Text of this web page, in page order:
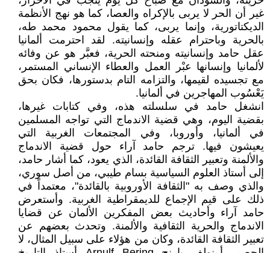
غير أن الحر لا يربى بالإكراه والعصا، كما هو نهج الأنظمة
الديكتاتورية، وإنما يربى، كما يقول محمود محمد طه،
بالحرية وباحترام عقله وإنسانيته. لقد احترمت ألمانيا
عقل حامد وإنسانيته ومنحته الحرية، فعبَّر هو عن وفائه
لألمانيا وإنسانها عبْر العمل والعطاء الإنساني المستمر،
مع تجسيده لقيمها، والتزامه التام بدستورها، فكان بحق
يَعْسُوب المهاجرين في ألمانيا.
انشغل حامد في سلسلته هذه، وفي كتابات غيرها،
بقضية اليوم، وهي قضية الاندماج التي تواجه المسلمين
في ألمانيا، وأوروبا، وفي المجتمعات الغربية التي
يعيشون فيها. ترجم حامد آراء حول قضية الاندماج
والألمنة وتعبير الثقافة القائدة، الذي يعود، كما أشار حامد،
إلى أستاذ العلوم السياسية بسام طيبي، من أصل سوري،
والذي وصف به "الثقافة الأوروبية بالقائدة"، معتمداً في
ذلك على قيم الإجماع للديمقراطية الغربية. وأستعرض
حامد آراء وأحاديث بعض المفكرين الألمان عن قضايا
الاندماج والحرية الثقافية والألمنة. وتحدث بعضهم عن
تعبير الثقافة القائدة، وكان من هؤلاء على سبيل المثال، لا